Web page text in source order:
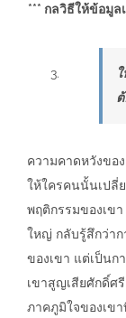
*** กลวิธีให้ข้อมูล
ความคาดหวังขอ
ให้ใครคนนั้นเปลี่
พฤติกรรมของเข
ใหญ่ กลับรู้สึกว่า
ของเขา แต่เป็นก
เขาสูญเสียศักดิ์ศ
ภาคภูมิใจของเข